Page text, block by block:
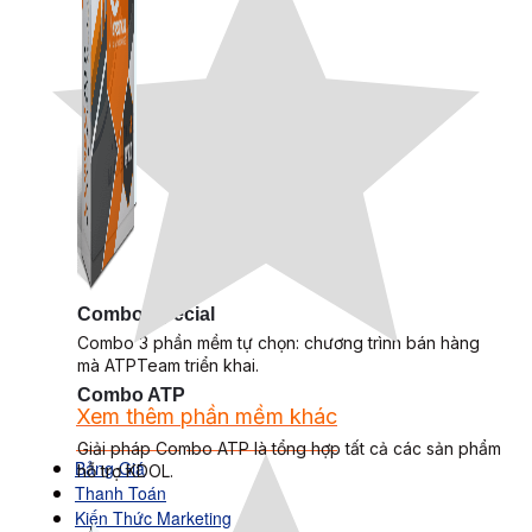
Combo Special
Combo 3 phần mềm tự chọn: chương trình bán hàng
mà ATPTeam triển khai.
Xem thêm phần mềm khác
Xem thêm phần mềm khác
Bảng Giá
Thanh Toán
Kiến Thức Marketing
Combo ATP
Giải pháp Combo ATP là tổng hợp tất cả các sản phẩm
hỗ trợ KDOL.